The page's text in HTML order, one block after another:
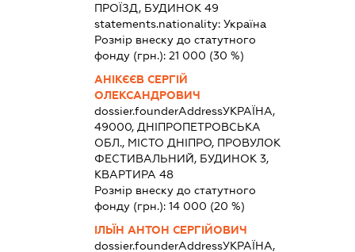
ПРОЇЗД, БУДИНОК 49
statements.nationality: Україна
Розмір внеску до статутного
фонду (грн.): 21 000 (30 %)
АНІКЄЄВ СЕРГІЙ
ОЛЕКСАНДРОВИЧ
dossier.founderAddressУКРАЇНА,
49000, ДНІПРОПЕТРОВСЬКА
ОБЛ., МІСТО ДНІПРО, ПРОВУЛОК
ФЕСТИВАЛЬНИЙ, БУДИНОК 3,
КВАРТИРА 48
Розмір внеску до статутного
фонду (грн.): 14 000 (20 %)
ІЛЬЇН АНТОН СЕРГІЙОВИЧ
dossier.founderAddressУКРАЇНА,